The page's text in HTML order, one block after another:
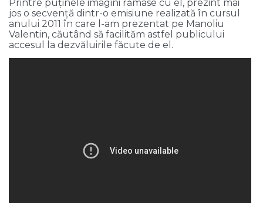
Printre puținele imagini rămase cu el, prezint mai
jos o secvență dintr-o emisiune realizată în cursul
anului 2011 în care l-am prezentat pe Manoliu
Valentin, căutând să facilităm astfel publicului
accesul la dezvăluirile făcute de el.